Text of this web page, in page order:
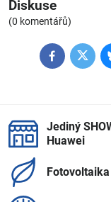
Diskuse
(0 komentářů)
Facebook
Jediný
Huawei